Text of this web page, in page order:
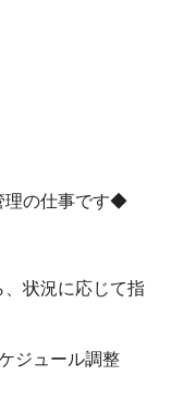
理の仕事です◆
状況に応じて指
ジュール調整